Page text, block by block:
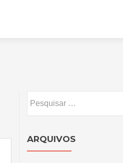
por:
ARQUIVOS